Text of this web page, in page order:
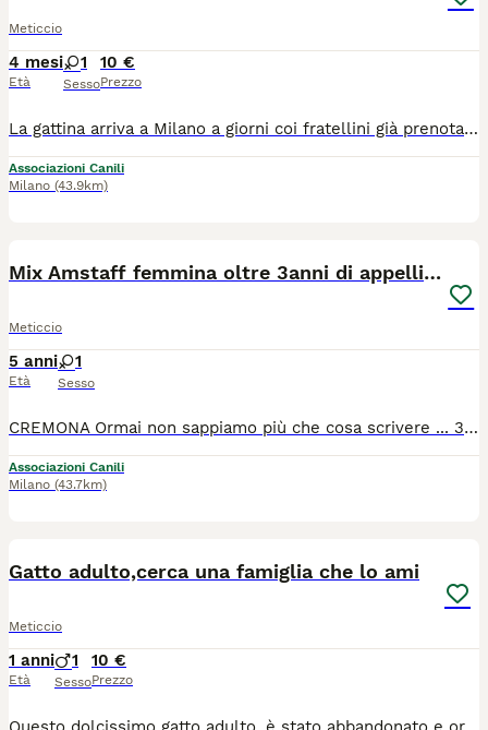
Meticcio
4 mesi
Età
1
Sesso
10 €
Prezzo
La gattina arriva a Milano a giorni coi fratellini già prenotati. Per lei sono arrivate diverse richieste..era stata selezionata una coppia ma all ultimo hanno rinunciato! PURTROPPO CAPITANO ANCHE LE PERDITE DI TEMPO.. 💞Kitty💞 . Nata il 05.04.26,occhi verdi. Per lei cerco una adozione del cuore,le manca una zampina..manderemo foto e video espliciti. Si affida spulciata,vaccinata, con iter di preaffido, compilazione del questionario conoscitivo. X info solo WhatsApp 339 2619577
Associazioni Canili
Milano (43.9km)
Mix Amstaff femmina oltre 3anni di appelli CREMONA
Meticcio
5 anni
Età
1
Sesso
CREMONA Ormai non sappiamo più che cosa scrivere ... 3 anni e mezzo di appelli buttati al vento, nell'attesa di una telefonata che non e' mai arrivata ... ma perché? Il suo primo anno di vita e' stato terribile .... Lei si merita una famiglia. Tequila, detta Teky, femmina di 4 anni e mezzo, sterilizzata, sana, in regola con prassi veterinaria. NO bambini. SI cani maschi. NO cani femmina. NO gatti. Si trova in provincia di Cremona. Per info me al 3473202079 - Sarah 3468264655 - Patrizia 3397591006.
Associazioni Canili
Milano (43.7km)
Gatto adulto,cerca una famiglia che lo ami
Meticcio
1 anni
Età
1
Sesso
10 €
Prezzo